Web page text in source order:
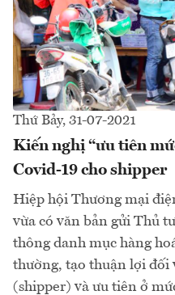
Thứ Bảy, 31-07-2021
Kiến nghị “ưu tiên
Covid-19 cho shipper
Hiệp hội Thương mại
vừa có văn bản gửi Thủ
thông danh mục hàng
thường, tạo thuận lợi đối
(shipper) và ưu tiên ở